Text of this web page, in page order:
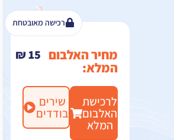
מחיר האלבום ₪15
שירים
בודדים
רכישה מאובטחת